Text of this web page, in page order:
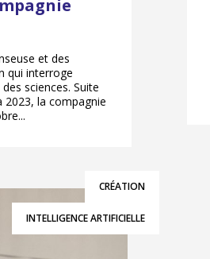
et des
qui interroge
sciences. Suite
2023, la compagnie
CRÉATION
INTELLIGENCE ARTIFICIELLE